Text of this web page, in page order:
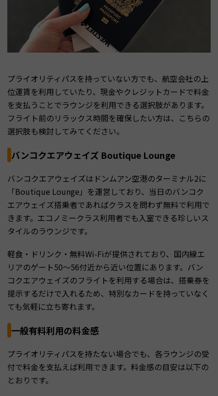
プライオリティパスを持っていない方でも、航空会社の上
位運賃を利用していたり、現金やクレジットカードで料金
を支払うことでラウンジを利用できる選択肢があります。
フライト前のリラックス時間を確保したい方は、こちらの
選択肢も検討してみてください。
バンコクエアウェイズ Boutique Lounge
バンコクエアウェイズはドンムアン空港のターミナル2に
「Boutique Lounge」を運営しており、当日のバンコク
エアウェイズ搭乗者であればクラスを問わず無料で利用で
きます。エコノミークラス利用者でも入室できる珍しいス
タイルのラウンジです。
軽食・ドリンク・無料Wi-Fiが提供されており、国内線エ
リアのゲート50〜56付近から近い位置にあります。バン
コクエアウェイズのフライトを利用する場合は、搭乗券を
提示するだけで入れるため、特別なカードを持っていなく
ても気軽に立ち寄れます。
一般有料利用の料金感
プライオリティパスを持たない場合でも、各ラウンジの受
付で料金を支払えば利用できます。料金感の目安は以下の
とおりです。